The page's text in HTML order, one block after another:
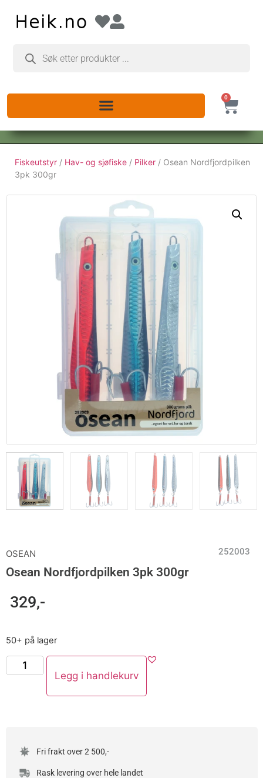
0
Fiskeutstyr / Hav- og sjøfiske / Pilker / Osean Nordfjordpilken
3pk 300gr
OSEAN 252003
Osean Nordfjordpilken 3pk 300gr
329,-
50+ på lager
Legg i handlekurv
Fri frakt over 2 500,-
Rask levering over hele landet